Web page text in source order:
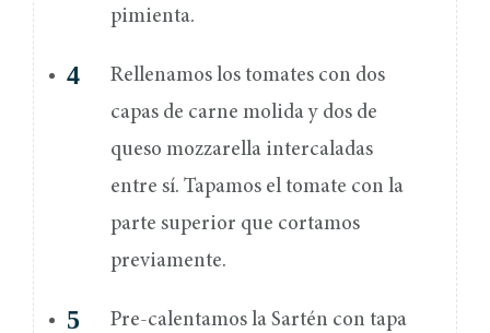
pimienta.
Rellenamos los tomates con dos
capas de carne molida y dos de
queso mozzarella intercaladas
entre sí. Tapamos el tomate con la
parte superior que cortamos
previamente.
Pre-calentamos la Sartén con tapa